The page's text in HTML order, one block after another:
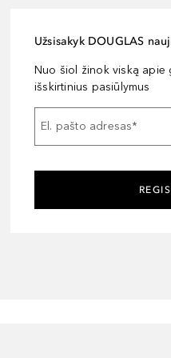
Užsisakyk DOUGLAS
Nuo šiol žinok viską apie
išskirtinius pasiūlymus
El. pašto adresas*